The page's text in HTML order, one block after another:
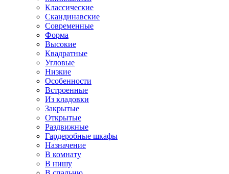
Классические
Скандинавские
Современные
Форма
Высокие
Квадратные
Угловые
Низкие
Особенности
Встроенные
Из кладовки
Закрытые
Открытые
Раздвижные
Гардеробные шкафы
Назначение
В комнату
В нишу